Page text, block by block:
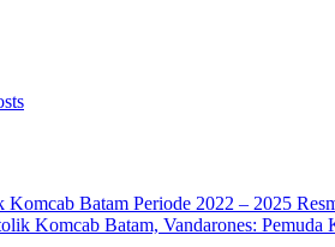
Komcab Batam Periode 2022 – 2025
Komcab Batam, Vandarones: